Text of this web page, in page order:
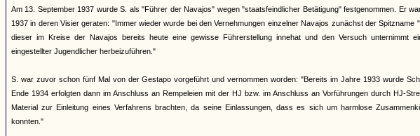
Am 13. September 1937 wurde S. als "Führer der Navajos" wegen "staatsfeindlicher Betätigung" festgenommen. Er
1937 in deren Visier geraten: "Immer wieder wurde bei den Vernehmungen einzelner Navajos zunächst der
dieser im Kreise der Navajos bereits heute eine gewisse Führerstellung innehat und den Versuch unternimmt
eingestellter Jugendlicher herbeizuführen."
S. war zuvor schon fünf Mal von der Gestapo vorgeführt und vernommen worden: "Bereits im Jahre 1933 wurde
Ende 1934 erfolgten dann im Anschluss an Rempeleien mit der HJ bzw. im Anschluss an Vorführungen durch HJ-
Material zur Einleitung eines Verfahrens brachten, da seine Einlassungen, dass es sich um harmlose
konnten."